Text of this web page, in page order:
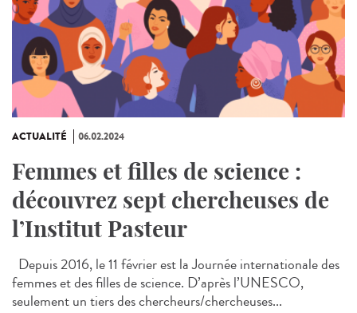
ACTUALITÉ 06.02.2024
Femmes et filles de science :
découvrez sept chercheuses de
l’Institut Pasteur
Depuis 2016, le 11 février est la Journée internationale des
femmes et des filles de science. D’après l’UNESCO,
seulement un tiers des chercheurs/chercheuses...